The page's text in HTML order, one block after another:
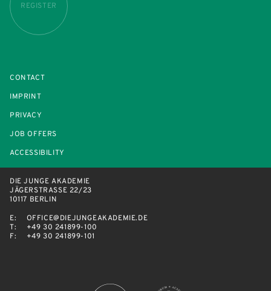
REGISTER
CONTACT
IMPRINT
PRIVACY
JOB OFFERS
ACCESSIBILITY
DIE JUNGE AKADEMIE
JÄGERSTRASSE 22/23
10117 BERLIN
E:
OFFICE@DIEJUNGEAKADEMIE.DE
T:
+49 30 241899-100
F:
+49 30 241899-101